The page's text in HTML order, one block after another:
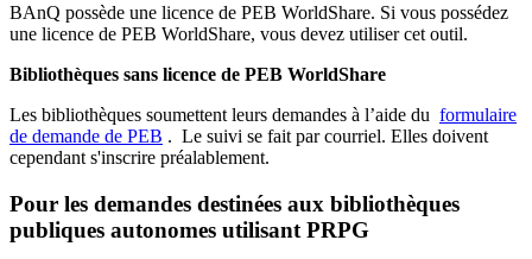
BAnQ possède une licence de PEB WorldShare. Si vous possédez
une licence de PEB WorldShare, vous devez utiliser cet outil.
Bibliothèques sans licence de PEB WorldShare
Les bibliothèques soumettent leurs demandes à l’aide du formulaire
de demande de PEB . Le suivi se fait par courriel. Elles doivent
cependant s'inscrire préalablement.
Pour les demandes destinées aux bibliothèques
publiques autonomes utilisant PRPG